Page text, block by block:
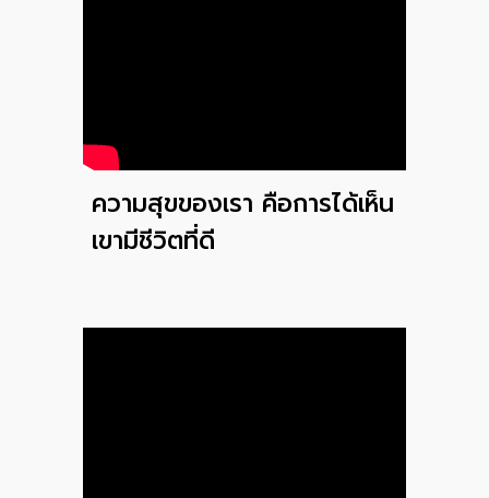
ความสุขของเรา คือการได้เห็น
เขามีชีวิตที่ดี